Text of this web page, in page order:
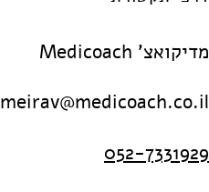
מדיקואצ' Medicoach
meirav@medicoach.co.il
052-7331929